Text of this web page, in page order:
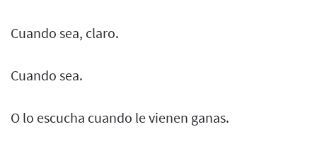
Cuando sea, claro.
Cuando sea.
O lo escucha cuando le vienen ganas.